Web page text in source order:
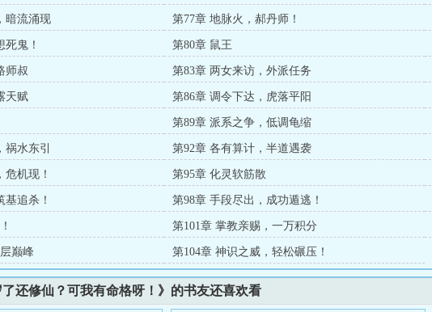
暗流涌现 第77章 地脉火，郝丹师！
鬼！ 第80章 鼠王
师叔 第83章 两女来访，外派任务
天赋 第86章 调令下达，虎落平阳
第89章 派系之争，低调龟缩
水东引 第92章 各有算计，半道遇袭
危机现！ 第95章 化灵软筋散
基追杀！ 第98章 手段尽出，成功遁逃！
第101章 掌教亲赐，一万积分
巅峰 第104章 神识之威，轻松碾压！
还修仙？可我有命格呀！》的书友还喜欢看